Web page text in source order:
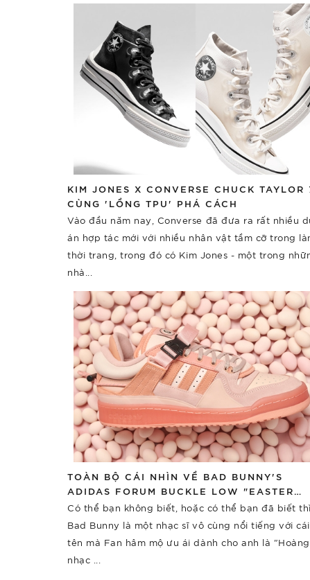
KIM JONES X CONVERSE CHUCK TAYLOR
CÙNG 'LỒNG TPU' PHÁ CÁCH
Vào đầu năm nay, Converse đã đưa ra rất nhiều
án hợp tác mới với nhiều nhân vật tầm cỡ trong
thời trang, trong đó có Kim Jones - một trong
nhà...
TOÀN BỘ CÁI NHÌN VỀ BAD BUNNY'S
ADIDAS FORUM BUCKLE LOW "EASTER
EGG"
Có thể bạn không biết, hoặc có thể bạn đã biết thì
Bad Bunny là một nhạc sĩ vô cùng nổi tiếng với cái
tên mà Fan hâm mộ ưu ái dành cho anh là
nhạc ...